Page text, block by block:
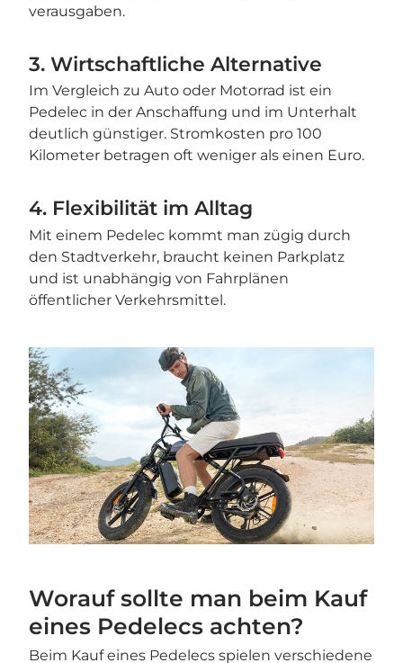
verausgaben.
3. Wirtschaftliche Alternative
Im Vergleich zu Auto oder Motorrad ist ein
Pedelec in der Anschaffung und im Unterhalt
deutlich günstiger. Stromkosten pro 100
Kilometer betragen oft weniger als einen Euro.
4. Flexibilität im Alltag
Mit einem Pedelec kommt man zügig durch
den Stadtverkehr, braucht keinen Parkplatz
und ist unabhängig von Fahrplänen
öffentlicher Verkehrsmittel.
Worauf sollte man beim Kauf
eines Pedelecs achten?
Beim Kauf eines Pedelecs spielen verschiedene